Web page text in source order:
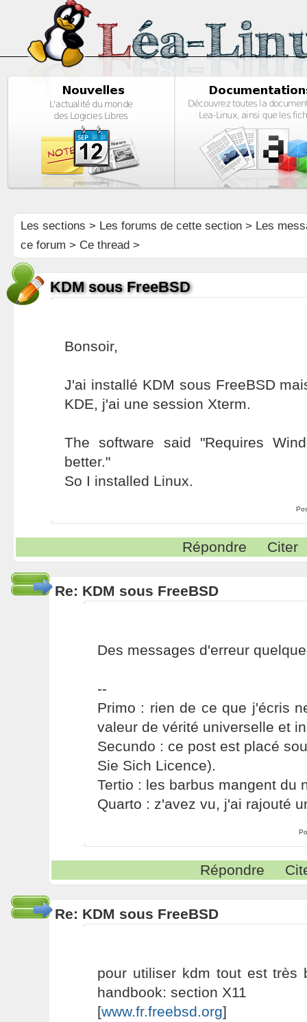
Les sections > Les forums de cette section> Les
ce forum > Ce thread >
KDM sous FreeBSD
Bonsoir,
J'ai installé KDM sous FreeBSD
KDE, j'ai une session Xterm.
The software said "Requires
better."
So I installed Linux.
Répondre Citer
Re: KDM sous FreeBSD
Des messages d'erreur
--
Primo : rien de ce que j'écris
valeur de vérité universelle et
Secundo : ce post est placé
Sie Sich Licence).
Tertio : les barbus mangent du
Quarto : z'avez vu, j'ai rajouté
Répondre
Re: KDM sous FreeBSD
pour utiliser kdm tout est très
handbook: section X11
[www.fr.freebsd.org]